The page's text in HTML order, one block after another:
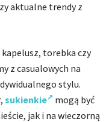
aktualne trendy z
kapelusz, torebka czy
z casualowych na
stylu.
sukienkie
mogą być
jak i na wieczorną